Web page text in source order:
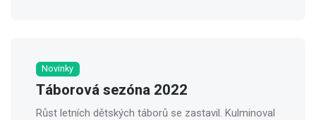
Novinky
Táborová sezóna 2022
Růst letních dětských táborů se zastavil. Kulminoval